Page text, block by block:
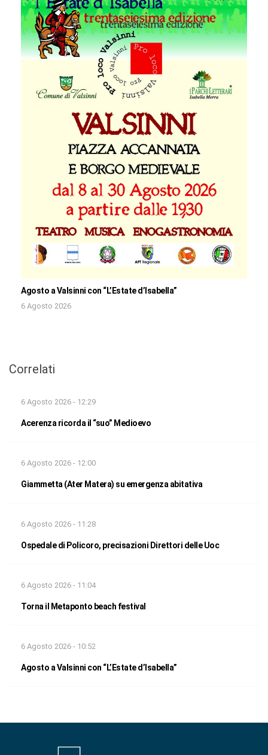
Agosto a Valsinni con “L’Estate d’Isabella”
6 Agosto 2026
Correlati
6 Agosto 2026 - 12:29
Acerenza ricorda il “suo” Medioevo
6 Agosto 2026 - 12:00
Giammetta (Ater Matera) su emergenza abitativa
6 Agosto 2026 - 11:28
Ospedale di Policoro, precisazioni Direttori delle Uoc
6 Agosto 2026 - 11:04
Torna il Metaponto beach festival
6 Agosto 2026 - 10:52
Agosto a Valsinni con “L’Estate d’Isabella”